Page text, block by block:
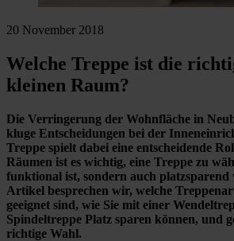
20 November 2018
Welche Treppe ist die
kleinen Raum?
Die Verringerung der Wohnfläche in
kluge Entscheidungen bei der
Treppe spielt dabei eine entscheidende
Räumen ist es wichtig, eine Treppe zu
funktional ist, sondern auch
Artikel besprechen wir, welche
geeignet sind, wie Sie mit einer
Spindeltreppe Platz sparen können, und
richtige Wahl.